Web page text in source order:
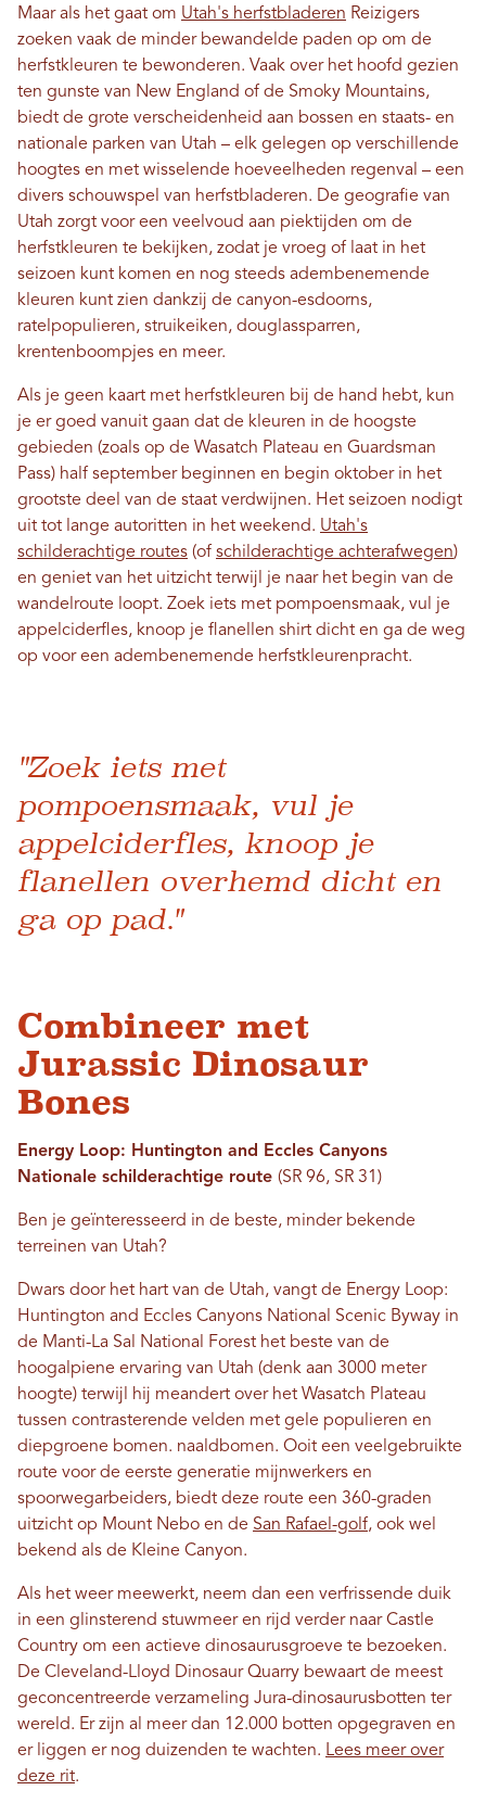
Maar als het gaat om Utah's herfstbladeren Reizigers
zoeken vaak de minder bewandelde paden op om de
herfstkleuren te bewonderen. Vaak over het hoofd gezien
ten gunste van New England of de Smoky Mountains,
biedt de grote verscheidenheid aan bossen en staats- en
nationale parken van Utah – elk gelegen op verschillende
hoogtes en met wisselende hoeveelheden regenval – een
divers schouwspel van herfstbladeren. De geografie van
Utah zorgt voor een veelvoud aan piektijden om de
herfstkleuren te bekijken, zodat je vroeg of laat in het
seizoen kunt komen en nog steeds adembenemende
kleuren kunt zien dankzij de canyon-esdoorns,
ratelpopulieren, struikeiken, douglassparren,
krentenboompjes en meer.
Als je geen kaart met herfstkleuren bij de hand hebt, kun
je er goed vanuit gaan dat de kleuren in de hoogste
gebieden (zoals op de Wasatch Plateau en Guardsman
Pass) half september beginnen en begin oktober in het
grootste deel van de staat verdwijnen. Het seizoen nodigt
uit tot lange autoritten in het weekend. Utah's
schilderachtige routes (of schilderachtige achterafwegen)
en geniet van het uitzicht terwijl je naar het begin van de
wandelroute loopt. Zoek iets met pompoensmaak, vul je
appelciderfles, knoop je flanellen shirt dicht en ga de weg
op voor een adembenemende herfstkleurenpracht.
"Zoek iets met
pompoensmaak, vul je
appelciderfles, knoop je
flanellen overhemd dicht en
ga op pad."
Combineer met
Jurassic Dinosaur
Bones
Energy Loop: Huntington and Eccles Canyons
Nationale schilderachtige route (SR 96, SR 31)
Ben je geïnteresseerd in de beste, minder bekende
terreinen van Utah?
Dwars door het hart van de Utah, vangt de Energy Loop:
Huntington and Eccles Canyons National Scenic Byway in
de Manti-La Sal National Forest het beste van de
hoogalpiene ervaring van Utah (denk aan 3000 meter
hoogte) terwijl hij meandert over het Wasatch Plateau
tussen contrasterende velden met gele populieren en
diepgroene bomen. naaldbomen. Ooit een veelgebruikte
route voor de eerste generatie mijnwerkers en
spoorwegarbeiders, biedt deze route een 360-graden
uitzicht op Mount Nebo en de San Rafael-golf, ook wel
bekend als de Kleine Canyon.
Als het weer meewerkt, neem dan een verfrissende duik
in een glinsterend stuwmeer en rijd verder naar Castle
Country om een ​​actieve dinosaurusgroeve te bezoeken.
De Cleveland-Lloyd Dinosaur Quarry bewaart de meest
geconcentreerde verzameling Jura-dinosaurusbotten ter
wereld. Er zijn al meer dan 12.000 botten opgegraven en
er liggen er nog duizenden te wachten. Lees meer over
deze rit.